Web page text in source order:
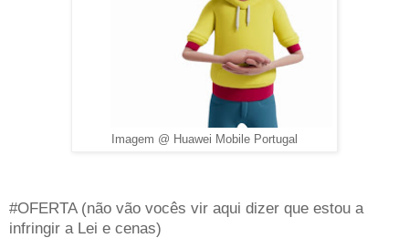
Imagem @ Huawei Mobile Portugal
#OFERTA (não vão vocês vir aqui dizer que estou a
infringir a Lei e cenas)